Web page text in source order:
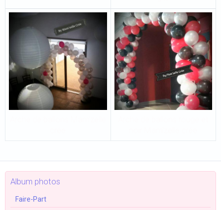
Album photos
Faire-Part